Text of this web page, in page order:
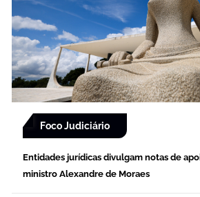
Foco Judiciário
Entidades jurídicas divulgam notas de
ministro Alexandre de Moraes